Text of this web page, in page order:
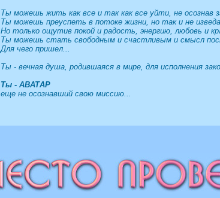
Ты можешь жить как все и так как все уйти, не осознав
Ты можешь преуспеть в потоке жизни, но так и не
Но только ощутив покой и радость, энергию, любовь и
Ты можешь стать свободным и счастливым и смысл
Для чего пришел...
Ты - вечная душа, родившаяся в мире, для исполнения
Ты - АВАТАР
еще не осознавший свою миссию...